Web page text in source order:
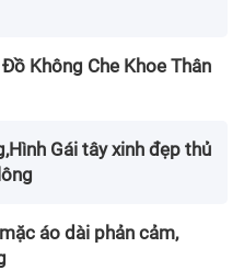
Không Che Khoe Thân
Gái tây xinh đẹp thủ
áo dài phản cảm,